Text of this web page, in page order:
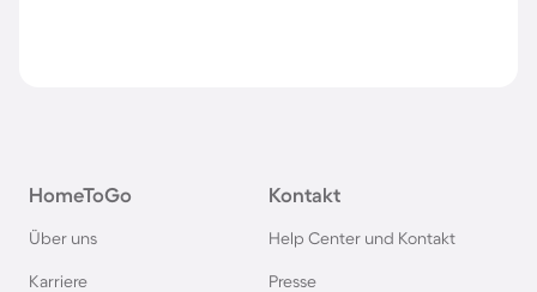
HomeToGo
Über uns
Karriere
Kontakt
Help Center und Kontakt
Presse